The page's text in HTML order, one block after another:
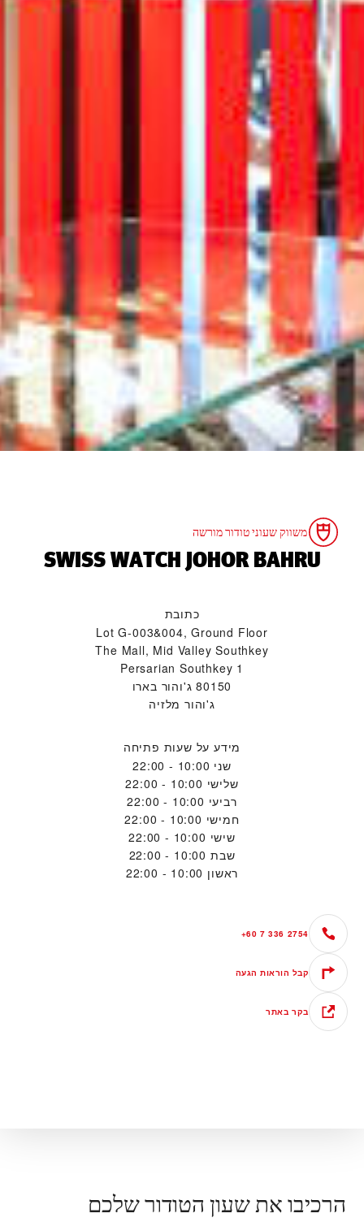
משווק שעוני טודור מורשה
‭SWISS WATCH JOHOR BAHRU‬
כתובת
Lot G-003&004, Ground Floor
The Mall, Mid Valley Southkey
1 Persarian Southkey
80150 ג'והור בארו
ג'והור מלזיה
מידע על שעות פתיחה
שני 10:00 - 22:00
שלישי 10:00 - 22:00
רביעי 10:00 - 22:00
חמישי 10:00 - 22:00
שישי 10:00 - 22:00
שבת 10:00 - 22:00
ראשון 10:00 - 22:00
+60 7 336 2754
קבל הוראות הגעה
בקר באתר
הרכיבו את שעון הטודור שלכם